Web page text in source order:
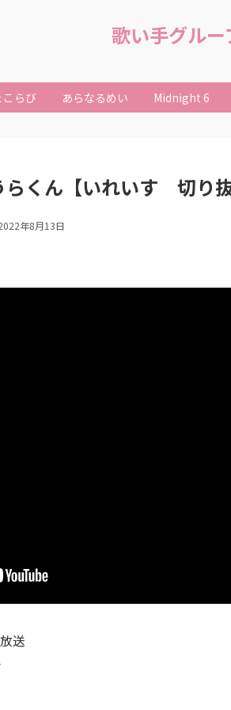
歌い手グル
こらび あらなるめい Midnight 6
くん【いれいす 切り抜
年8月13日
送